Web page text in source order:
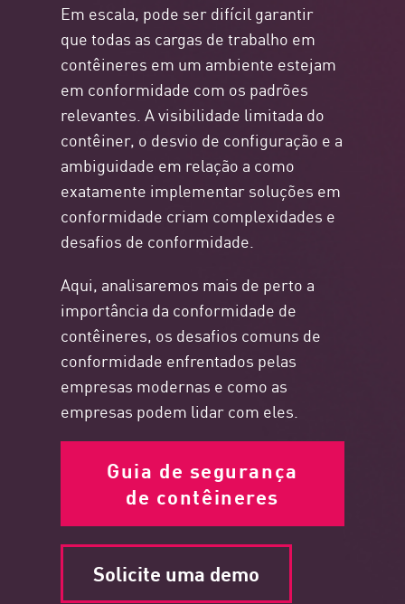
Em escala, pode ser difícil garantir
que todas as cargas de trabalho em
contêineres em um ambiente estejam
em conformidade com os padrões
relevantes. A visibilidade limitada do
contêiner, o desvio de configuração e a
ambiguidade em relação a como
exatamente implementar soluções em
conformidade criam complexidades e
desafios de conformidade.
Aqui, analisaremos mais de perto a
importância da conformidade de
contêineres, os desafios comuns de
conformidade enfrentados pelas
empresas modernas e como as
empresas podem lidar com eles.
Guia de segurança
de contêineres
Solicite uma demo